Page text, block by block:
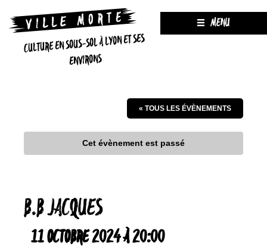
CULTURE EN SOUS-SOL À LYON ET SES
ENVIRONS
MENU
« TOUS LES ÉVÈNEMENTS
Cet évènement est passé
B.B JACQUES
11 OCTOBRE 2024 À 20:00